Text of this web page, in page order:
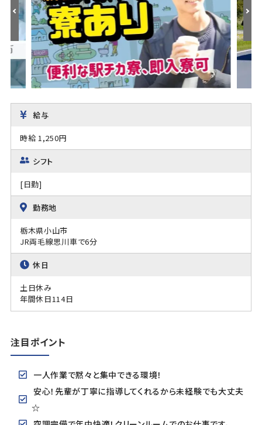
給与
時給 1,250円
シフト
[日勤]
勤務地
栃木県小山市
JR両毛線思川車で6分
休日
土日休み
年間休日114日
注目ポイント
一人作業で黙々と集中できる環境！
安心！先輩が丁寧に指導してくれるから未経験でも大丈夫
☆